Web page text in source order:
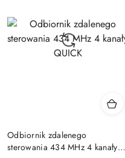
Odbiornik zdalenego
sterowania 434 MHz 4 kanały